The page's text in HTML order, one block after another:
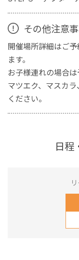
その他注意
開催場所詳細はご
ます。
お子様連れの場合は
マツエク、マスカ
ください。
日程